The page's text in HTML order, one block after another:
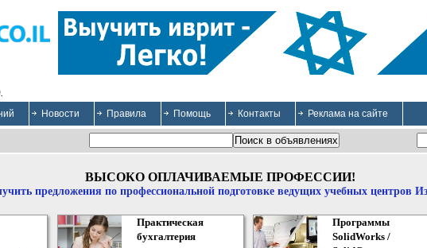
Новости Правила Помощь Контакты Реклама на сайте
ВЫСОКО ОПЛАЧИВАЕМЫЕ ПРОФЕССИИ!
предложения по профессиональной подготовке ведущих учебных центров
Практическая
бухгалтерия
Программы
SolidWorks /